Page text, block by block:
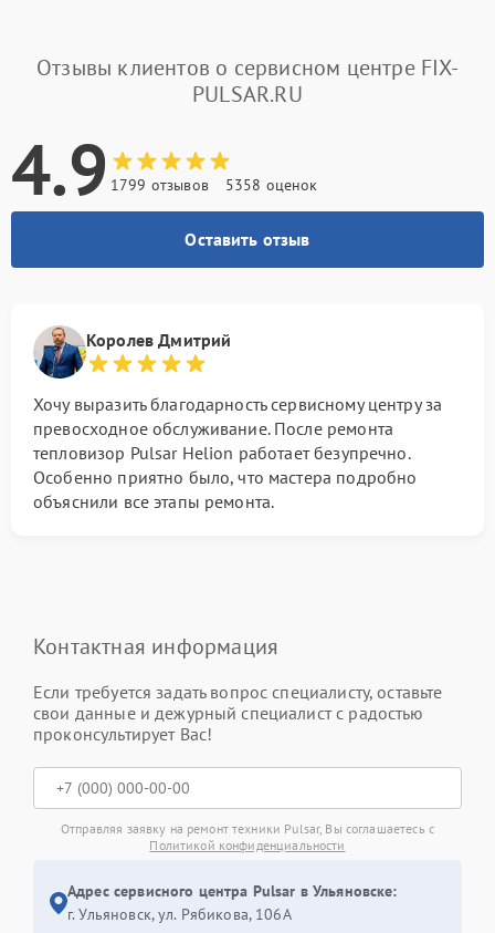
Отзывы клиентов о сервисном центре FIX-
PULSAR.RU
4.9 1799 отзывов 5358 оценок
Оставить отзыв
Королев Дмитрий
Хочу выразить благодарность сервисному центру за
превосходное обслуживание. После ремонта
тепловизор Pulsar Helion работает безупречно.
Особенно приятно было, что мастера подробно
объяснили все этапы ремонта.
Контактная информация
Если требуется задать вопрос специалисту, оставьте
свои данные и дежурный специалист с радостью
проконсультирует Вас!
Отправляя заявку на ремонт техники Pulsar, Вы соглашаетесь с
Политикой конфиденциальности
Адрес сервисного центра Pulsar в Ульяновске:
г. Ульяновск, ул. Рябикова, 106А